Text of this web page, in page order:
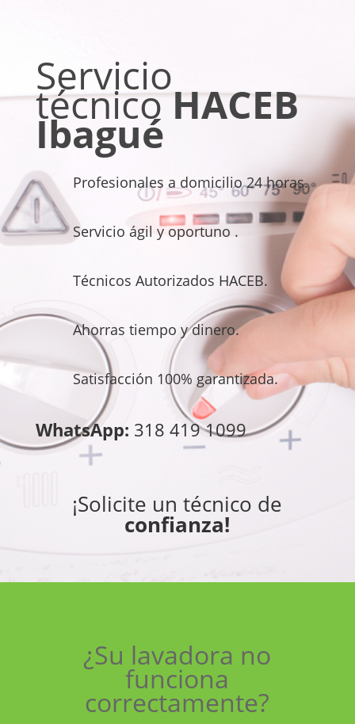
Servicio
técnicoHACEB
Ibagué
Profesionales a domicilio 24 horas.
Servicio ágil y oportuno .
Técnicos Autorizados HACEB.
Ahorras tiempo y dinero.
Satisfacción 100% garantizada.
WhatsApp: 318 419 1099
¡Solicite un técnico de
confianza!
¿Su lavadora no
funciona
correctamente?